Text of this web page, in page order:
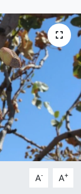
A- A+